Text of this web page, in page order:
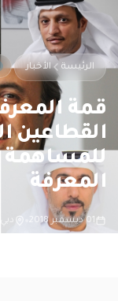
الرئيسة الأخبار
القطاعين
للمساهمة
المعرفة
01 ديسمبر 2018 دبي